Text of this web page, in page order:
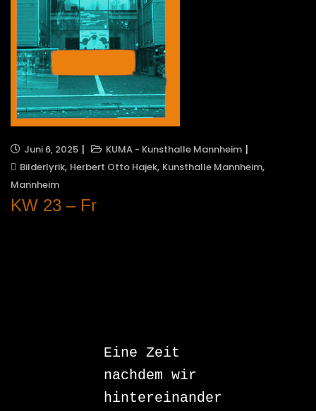
Juni 6, 2025
KUMA - Kunsthalle Mannheim
Bilderlyrik, Herbert Otto Hajek, Kunsthalle Mannheim,
Mannheim
KW 23 – Fr
Eine Zeit
nachdem wir
hintereinander